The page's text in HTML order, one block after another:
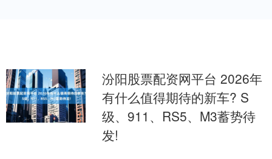
汾阳股票配资网平台 2026年
有什么值得期待的新车? S
级、911、RS5、M3蓄势待
发!